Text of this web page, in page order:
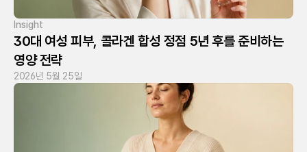
Insight
30대 여성 피부, 콜라겐 합성 정점 5년 후를 준비하는
영양 전략
2026년 5월 25일